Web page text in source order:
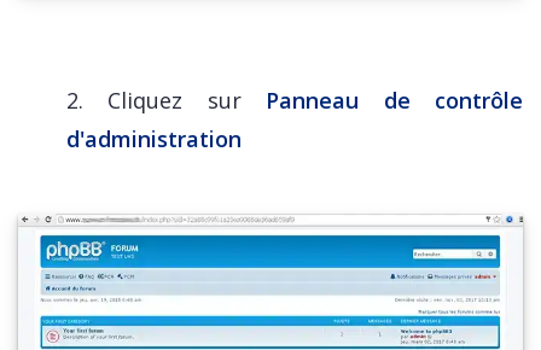
2. Cliquez sur Panneau de contrôle
d'administration